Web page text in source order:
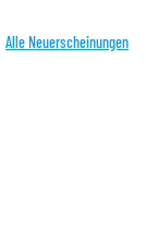
Alle Neuerscheinungen